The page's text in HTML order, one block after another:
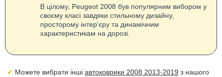
В цілому, Peugeot 2008 був популярним вибором у
своєму класі завдяки стильному дизайну,
просторому інтер'єру та динамічним
характеристикам на дорозі.
Можете вибрати іншіавтоковрики 2008 2013-2019 з нашого